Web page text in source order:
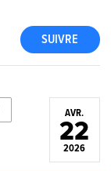
SUIVRE
AVR.
22
2026